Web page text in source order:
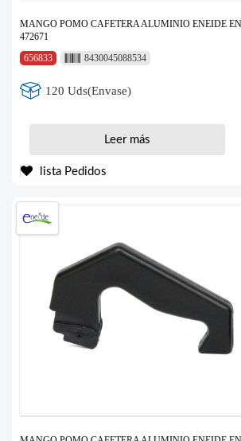
MANGO POMO CAFETERA ALUMINIO ENEIDE
472671
656833
8430045088534
120 Uds(Envase)
Leer más
lista Pedidos